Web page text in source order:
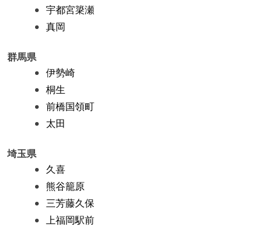
宇都宮簗瀬
真岡
群馬県
伊勢崎
桐生
前橋国領町
太田
埼玉県
久喜
熊谷籠原
三芳藤久保
上福岡駅前